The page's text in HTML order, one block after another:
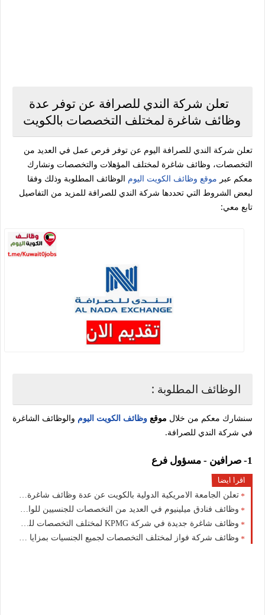
تعلن شركة الندي للصرافة عن توفر عدة
وظائف شاغرة لمختلف التخصصات بالكويت
تعلن شركة الندي للصرافة اليوم عن توفر فرص عمل في العديد من
التخصصات، وظائف شاغرة لمختلف المؤهلات والتخصصات ونشارك
معكم عبر موقع وظائف الكويت اليوم الوظائف المطلوبة وذلك وفقا
لبعض الشروط التي تحددها شركة الندي للصرافة للمزيد من التفاصيل
تابع معي:
الوظائف المطلوبة :
سنشارك معكم من خلال موقع وظائف الكويت اليوم والوظائف الشاغرة
في شركة الندي للصرافة.
1- صرافين - مسؤول فرع
اقرا ايضا
تعلن الجامعة الامريكية الدولية بالكويت عن عدة وظائف شاغرة جديدة لجميع الجنسيات
وظائف فنادق ميلينيوم في العديد من التخصصات للجنسيين للوافدين والمقيمين في الكويت
وظائف شاغرة جديدة في شركة ‏KPMG لمختلف التخصصات للجنسيين للوافدين والمقيمين في الكويت
وظائف شركة فواز لمختلف التخصصات لجميع الجنسيات بمزايا ورواتب عالية بالكويت